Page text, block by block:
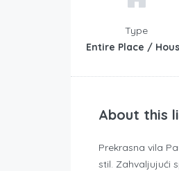
Type
Entire Place /
About this
Prekrasna vila
stil. Zahvaljujući